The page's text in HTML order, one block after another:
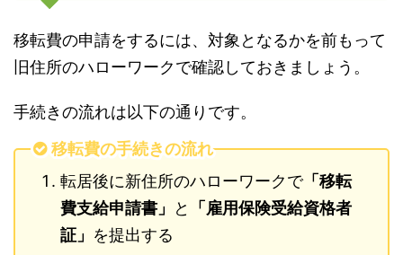
移転費の申請をするには、対象となるかを前もって
旧住所のハローワークで確認しておきましょう。
手続きの流れは以下の通りです。
移転費の手続きの流れ
転居後に新住所のハローワークで「移転
費支給申請書」
と
「雇用保険受給資格者
証」 を提出する